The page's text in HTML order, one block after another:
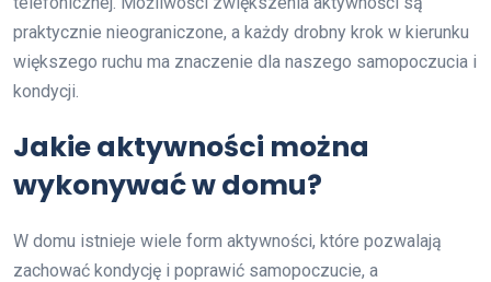
praktycznie nieograniczone, a każdy drobny krok w kierunku
większego ruchu ma znaczenie dla naszego samopoczucia i
kondycji.
Jakie aktywności można
wykonywać w domu?
W domu istnieje wiele form aktywności, które pozwalają
zachować kondycję i poprawić samopoczucie, a